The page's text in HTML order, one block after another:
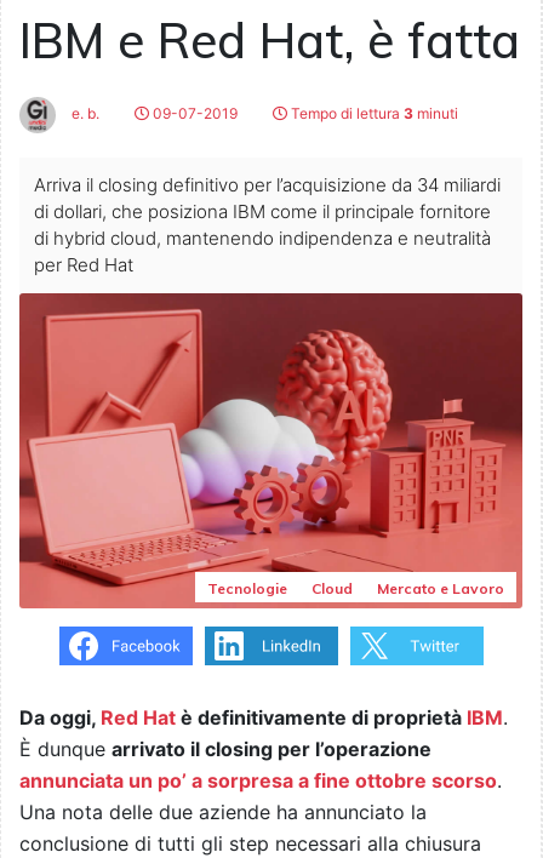
IBM e Red Hat, è fatta
e. b. 09-07-2019 Tempo di lettura 3 minuti
Arriva il closing definitivo per l’acquisizione da 34 miliardi
di dollari, che posiziona IBM come il principale fornitore
di hybrid cloud, mantenendo indipendenza e neutralità
per Red Hat
Tecnologie Cloud Mercato e Lavoro
Da oggi, Red Hat è definitivamente di proprietà IBM.
È dunque arrivato il closing per l’operazione
annunciata un po’ a sorpresa a fine ottobre scorso.
Una nota delle due aziende ha annunciato la
conclusione di tutti gli step necessari alla chiusura